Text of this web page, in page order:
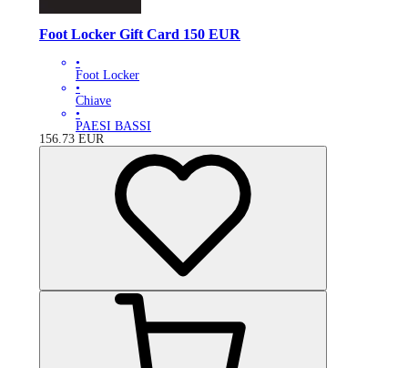
Foot Locker Gift Card 150 EUR
•
Foot Locker
•
Chiave
•
PAESI BASSI
156.73 EUR